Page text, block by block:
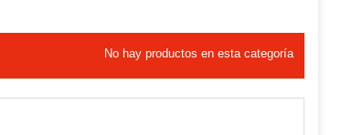
No hay productos en esta categoría